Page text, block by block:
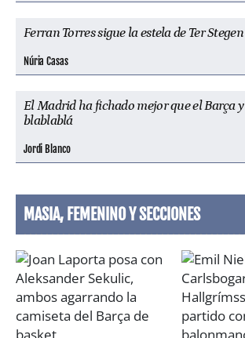
Ferran Torres sigue la estela de Ter Stegen
Núria Casas
El Madrid ha fichado mejor que el Barça y
blablablá
Jordi Blanco
MASIA, FEMENINO Y SECCIONES